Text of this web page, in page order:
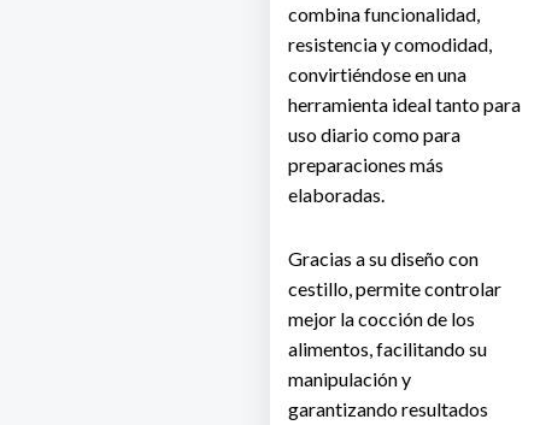
combina funcionalidad,
resistencia y comodidad,
convirtiéndose en una
herramienta ideal tanto para
uso diario como para
preparaciones más
elaboradas.
Gracias a su diseño con
cestillo, permite controlar
mejor la cocción de los
alimentos, facilitando su
manipulación y
garantizando resultados